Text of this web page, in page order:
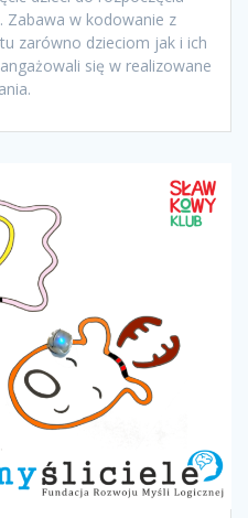
Zabawa w kodowanie z
zarówno dzieciom jak i ich
się w realizowane